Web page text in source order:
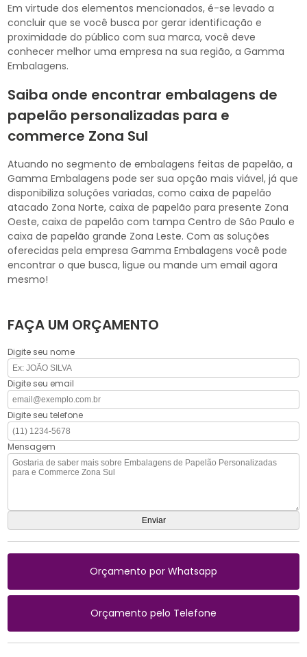
Em virtude dos elementos mencionados, é-se levado a
concluir que se você busca por gerar identificação e
proximidade do público com sua marca, você deve
conhecer melhor uma empresa na sua região, a Gamma
Embalagens.
Saiba onde encontrar embalagens de
papelão personalizadas para e
commerce Zona Sul
Atuando no segmento de embalagens feitas de papelão, a
Gamma Embalagens pode ser sua opção mais viável, já que
disponibiliza soluções variadas, como caixa de papelão
atacado Zona Norte, caixa de papelão para presente Zona
Oeste, caixa de papelão com tampa Centro de São Paulo e
caixa de papelão grande Zona Leste. Com as soluções
oferecidas pela empresa Gamma Embalagens você pode
encontrar o que busca, ligue ou mande um email agora
mesmo!
FAÇA UM ORÇAMENTO
Digite seu nome
Digite seu email
Digite seu telefone
Mensagem
Orçamento por Whatsapp
Orçamento pelo Telefone